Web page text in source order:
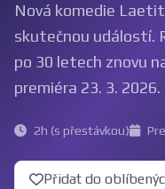
Nová komedie
skutečnou událostí.
po 30 letech znovu
premiéra 23. 3. 2026.
2h (s přestávkou)
Přidat do